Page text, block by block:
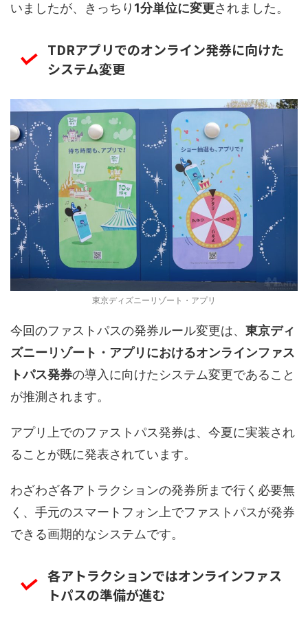
いましたが、きっちり 1分単位に変更されました。
TDRアプリでのオンライン発券に向けた
システム変更
東京ディズニーリゾート・アプリ
今回のファストパスの発券ルール変更は、 東京ディ
ズニーリゾート・アプリにおけるオンラインファス
トパス発券の導入に向けたシステム変更であること
が推測されます。
アプリ上でのファストパス発券は、今夏に実装され
ることが既に発表されています。
わざわざ各アトラクションの発券所まで行く必要無
く、手元のスマートフォン上でファストパスが発券
できる画期的なシステムです。
各アトラクションではオンラインファス
トパスの準備が進む